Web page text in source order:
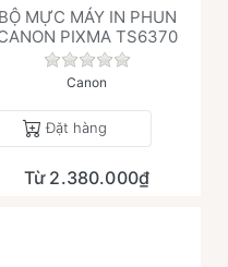
cho sản phẩm này.
BỘ MỰC MÁY IN PHUN
PIXMA TS6370
Chưa có đánh giá
Canon
Đặt hàng
Từ 2.380.000₫